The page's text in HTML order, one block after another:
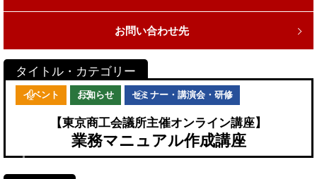
お問い合わせ先
イベント お知らせ セミナー・講演会・研修
【東京商工会議所主催オンライン講座】
業務マニュアル作成講座